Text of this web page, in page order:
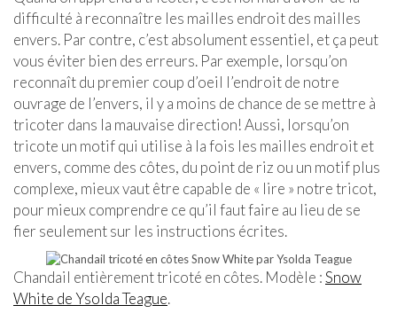
difficulté à reconnaître les mailles endroit des mailles
envers. Par contre, c’est absolument essentiel, et ça peut
vous éviter bien des erreurs. Par exemple, lorsqu’on
reconnaît du premier coup d’oeil l’endroit de notre
ouvrage de l’envers, il y a moins de chance de se mettre à
tricoter dans la mauvaise direction! Aussi, lorsqu’on
tricote un motif qui utilise à la fois les mailles endroit et
envers, comme des côtes, du point de riz ou un motif plus
complexe, mieux vaut être capable de « lire » notre tricot,
pour mieux comprendre ce qu’il faut faire au lieu de se
fier seulement sur les instructions écrites.
Chandail entièrement tricoté en côtes. Modèle :Snow
White de Ysolda Teague.